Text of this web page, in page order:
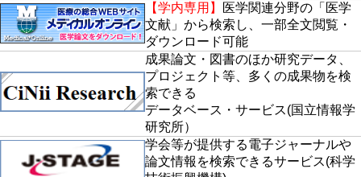
【学内専用】
医学関連分野の「医学
文献」から検索し、一部全文閲覧・
ダウンロード可能
成果論文・図書のほか研究データ、
プロジェクト等、多くの成果物を検
索できる
データベース・サービス(国立情報学
研究所）
学会等が提供する電子ジャーナルや
論文情報を検索できるサービス(科学